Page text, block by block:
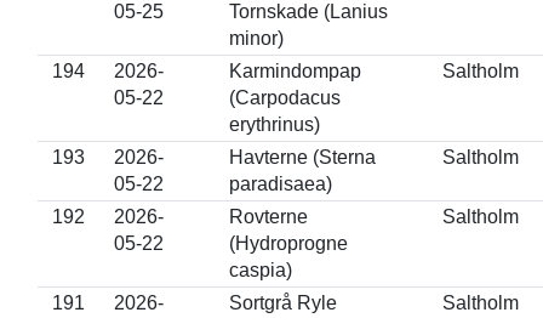
05-25
Tornskade (Lanius
minor)
194
2026-
05-22
Karmindompap
(Carpodacus
erythrinus)
Saltholm
193
2026-
05-22
Havterne (Sterna
paradisaea)
Saltholm
192
2026-
05-22
Rovterne
(Hydroprogne
caspia)
Saltholm
191
2026-
Sortgrå Ryle
Saltholm